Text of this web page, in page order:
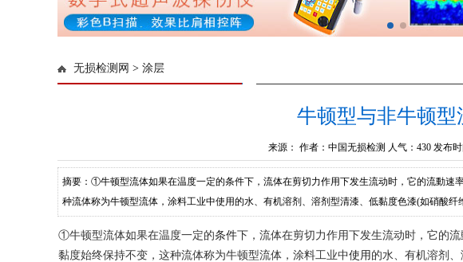
无损检测网 > 涂层
牛顿型与非牛顿型
来源： 作者：中国无损检测 人气： 430 发布
摘要：①牛顿型流体如果在温度一定的条件下，流体在剪切力作用下发生流动时，它的流動速
种流体称为牛顿型流体，涂料工业中使用的水、有机溶剂、溶剂型清漆、低黏度色漆(如硝酸纤
①牛顿型流体如果在温度一定的条件下，流体在剪切力作用下发生流动时，它的
黏度始终保持不变，这种流体称为牛顿型流体，涂料工业中使用 的水、有机溶剂